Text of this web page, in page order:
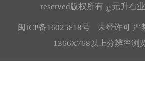
reserved版权所有 ©元升石
闽ICP备16025818号 未经许可 严
1366X768以上分辨率浏